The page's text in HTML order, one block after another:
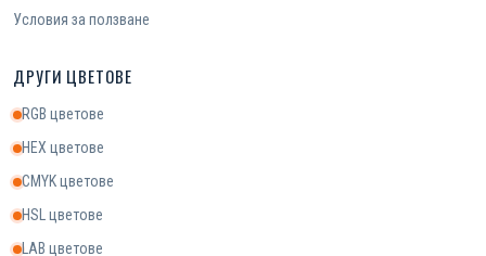
Условия за ползване
ДРУГИ ЦВЕТОВЕ
RGB цветове
HEX цветове
CMYK цветове
HSL цветове
LAB цветове